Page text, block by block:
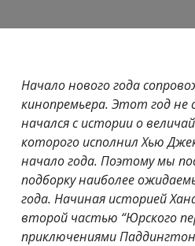
Начало нового года
кинопремьера. Этот год не
начался с истории о
которого исполнил Хью
начало года. Поэтому мы
подборку наиболее
года. Начиная историей
второй частью “Юрского
приключениями